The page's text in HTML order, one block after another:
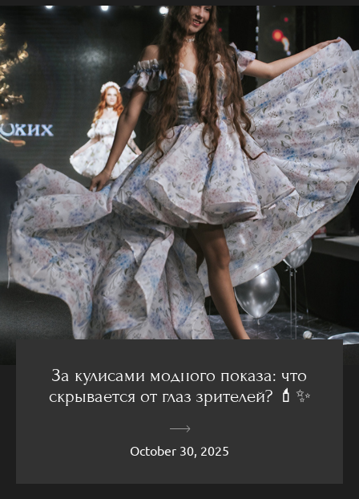
За кулисами модного показа: что
скрывается от глаз зрителей? 💄✨
October 30, 2025